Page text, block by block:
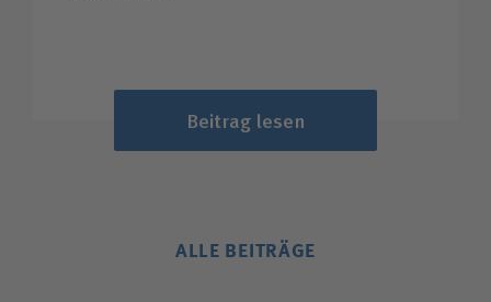
Beitrag lesen
ALLE BEITRÄGE